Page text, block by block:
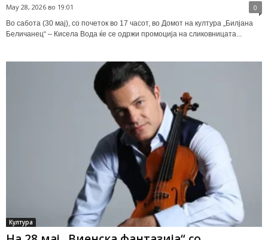
May 28, 2026 во 19:01 0
Во сабота (30 мај), со почеток во 17 часот, во Домот на култура „Билјана
Беличанец“ – Кисела Вода ќе се одржи промоција на сликовницата...
Култура